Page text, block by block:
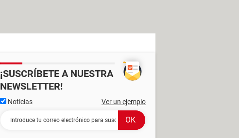
¡SUSCRÍBETE A NUESTRA
NEWSLETTER!
Noticias Ver un ejemplo